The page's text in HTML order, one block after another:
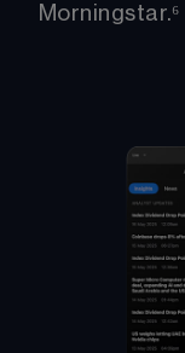
Morningstar.⁶